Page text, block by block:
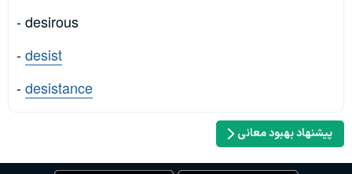
- desirous
-desist
-desistance
پیشنهاد بهبود معانی